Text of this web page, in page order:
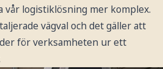
vår logistiklösning mer komplex.
vägval och det gäller att
för verksamheten ur ett